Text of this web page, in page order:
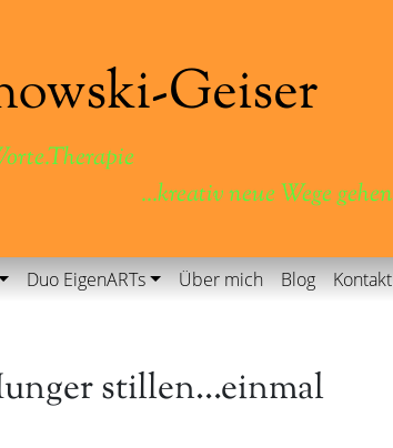
...kreativ neue Wege gehen
Duo EigenARTs Über mich Blog Kontakt
stillen…einmal